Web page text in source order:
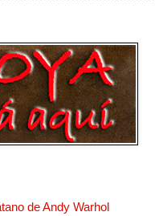
de Andy Warhol